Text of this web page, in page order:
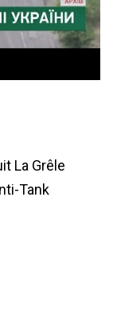
La Grêle
Tank